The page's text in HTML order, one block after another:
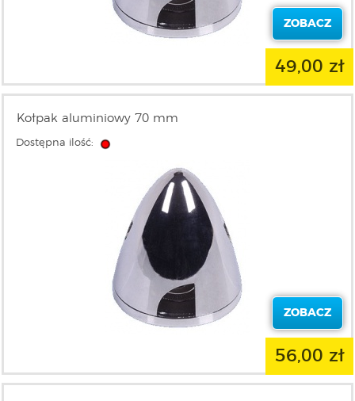
ZOBACZ
49,00 zł
Kołpak aluminiowy 70 mm
Dostępna ilość:
ZOBACZ
56,00 zł